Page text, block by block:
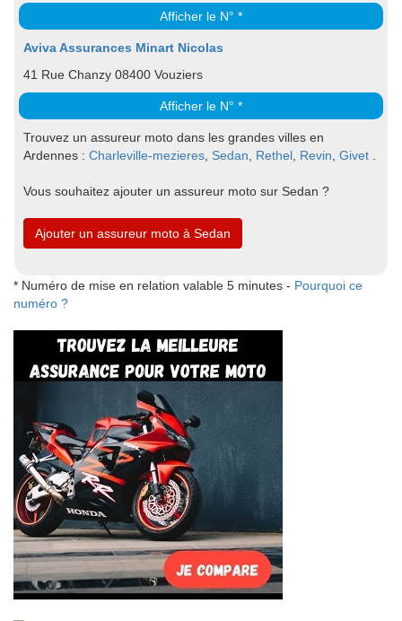
Afficher le N° *
Aviva Assurances Minart Nicolas
41 Rue Chanzy 08400 Vouziers
Afficher le N° *
Trouvez un assureur moto dans les grandes villes en
Ardennes : Charleville-mezieres Sedan Rethel Revin Givet
Vous souhaitez ajouter un assureur moto sur Sedan ?
Ajouter un assureur moto à Sedan
* Numéro de mise en relation valable 5 minutes - Pourquoi ce
numéro ?